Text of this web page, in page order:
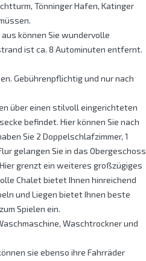
Tönninger Hafen, Katinger
können Sie wundervolle
ist ca. 8 Autominuten entfernt.
Gebührenpflichtig und nur nach
über einen stilvoll eingerichteten
befindet. Hier können Sie nach
Sie 2 Doppelschlafzimmer, 1
gelangen Sie in das Obergeschoss
grenzt ein weiteres großzügiges
Chalet bietet Ihnen hinreichend
und Liegen bietet Ihnen beste
Spielen ein.
Waschtrockner und
sie ebenso ihre Fahrräder